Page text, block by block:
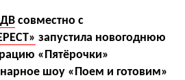
совместно с
запустила новогоднюю
«Пятёрочки»
шоу «Поем и готовим»